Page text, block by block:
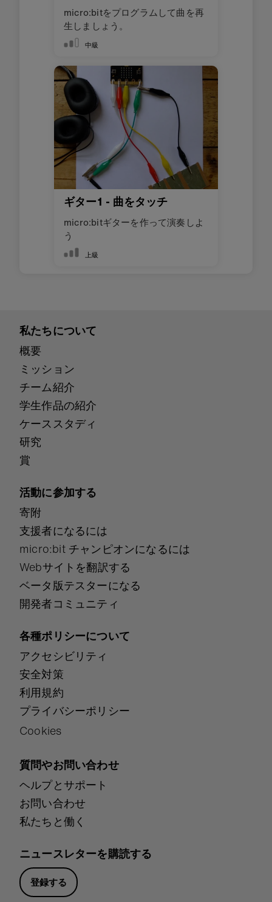
micro:bitをプログラムして曲を再
生しましょう。
中級
ギター1 - 曲をタッチ
micro:bitギターを作って演奏しよ
う
上級
私たちについて
概要
ミッション
チーム紹介
学生作品の紹介
ケーススタディ
研究
賞
活動に参加する
寄附
支援者になるには
micro:bit チャンピオンになるには
Webサイトを翻訳する
ベータ版テスターになる
開発者コミュニティ
各種ポリシーについて
アクセシビリティ
安全対策
利用規約
プライバシーポリシー
Cookies
質問やお問い合わせ
ヘルプとサポート
お問い合わせ
私たちと働く
ニュースレターを購読する
登録する